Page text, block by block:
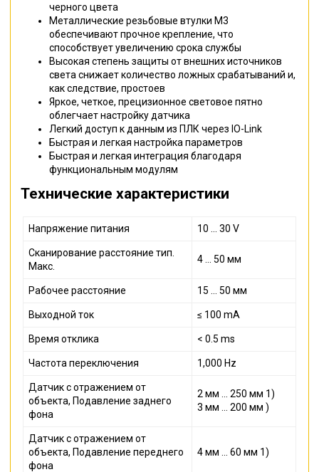
черного цвета
Металлические резьбовые втулки M3
обеспечивают прочное крепление, что
способствует увеличению срока службы
Высокая степень защиты от внешних источников
света снижает количество ложных срабатываний и,
как следствие, простоев
Яркое, четкое, прецизионное световое пятно
облегчает настройку датчика
Легкий доступ к данным из ПЛК через IO-Link
Быстрая и легкая настройка параметров
Быстрая и легкая интеграция благодаря
функциональным модулям
Технические характеристики
Напряжение питания 10 ... 30 V
Сканирование расстояние тип.
Макс.
4 ... 50 мм
Рабочее расстояние 15 ... 50 мм
Выходной ток ≤ 100 mA
Время отклика < 0.5 ms
Частота переключения 1,000 Hz
Датчик с отражением от
объекта, Подавление заднего
фона
2 мм ... 250 мм 1)
3 мм ... 200 мм )
Датчик с отражением от
объекта, Подавление переднего
фона
4 мм ... 60 мм 1)